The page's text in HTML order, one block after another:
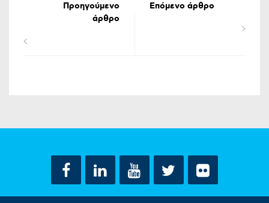
Προηγούμενο
άρθρο
Επόμενο άρθρο